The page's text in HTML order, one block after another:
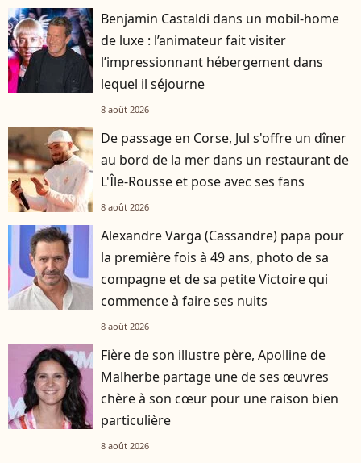
Benjamin Castaldi dans un mobil-home
de luxe : l’animateur fait visiter
l’impressionnant hébergement dans
lequel il séjourne
8 août 2026
De passage en Corse, Jul s'offre un dîner
au bord de la mer dans un restaurant de
L'Île-Rousse et pose avec ses fans
8 août 2026
Alexandre Varga (Cassandre) papa pour
la première fois à 49 ans, photo de sa
compagne et de sa petite Victoire qui
commence à faire ses nuits
8 août 2026
Fière de son illustre père, Apolline de
Malherbe partage une de ses œuvres
chère à son cœur pour une raison bien
particulière
8 août 2026